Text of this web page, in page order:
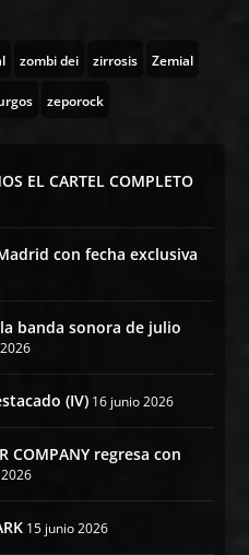
zombi dei zirrosis Zemial
zeporock
EL CARTEL COMPLETO
con fecha exclusiva
la banda sonora de julio
(IV) 16 junio 2026
COMPANY regresa con
15 junio 2026